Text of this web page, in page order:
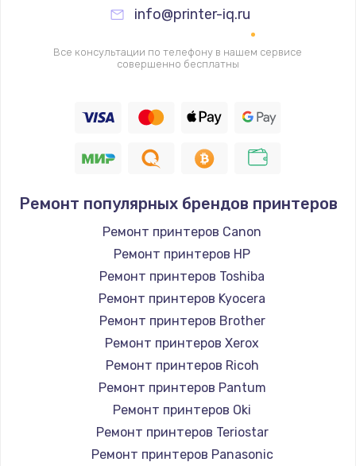
info@printer-iq.ru
Все консультации по телефону в нашем сервисе
совершенно бесплатны
Ремонт популярных брендов принтеров
Ремонт принтеров Canon
Ремонт принтеров HP
Ремонт принтеров Toshiba
Ремонт принтеров Kyocera
Ремонт принтеров Brother
Ремонт принтеров Xerox
Ремонт принтеров Ricoh
Ремонт принтеров Pantum
Ремонт принтеров Oki
Ремонт принтеров Teriostar
Ремонт принтеров Panasonic